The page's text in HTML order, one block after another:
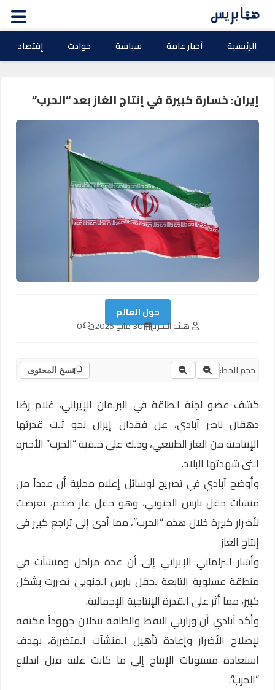
الرئيسية أخبار عامة سياسة حوادث إقتصاد
إيران: خسارة كبيرة في إنتاج الغاز بعد “الحرب”
حول العالم
هيئة التحرير 30 مايو 2026 0
حجم الخط: نسخ المحتوى
كشف عضو لجنة الطاقة في البرلمان الإيراني، غلام رضا
دهقان ناصر آبادي، عن فقدان إيران نحو ثلث قدرتها
الإنتاجية من الغاز الطبيعي، وذلك على خلفية “الحرب” الأخيرة
التي شهدتها البلاد.
وأوضح آبادي في تصريح لوسائل إعلام محلية أن عدداً من
منشآت حقل بارس الجنوبي، وهو حقل غاز ضخم، تعرضت
لأضرار كبيرة خلال هذه “الحرب”، مما أدى إلى تراجع كبير في
إنتاج الغاز.
وأشار البرلماني الإيراني إلى أن عدة مراحل ومنشآت في
منطقة عسلوية التابعة لحقل بارس الجنوبي تضررت بشكل
كبير، مما أثر على القدرة الإنتاجية الإجمالية.
وأكد آبادي أن وزارتي النفط والطاقة تبذلان جهوداً مكثفة
لإصلاح الأضرار وإعادة تأهيل المنشآت المتضررة، بهدف
استعادة مستويات الإنتاج إلى ما كانت عليه قبل اندلاع
“الحرب”.